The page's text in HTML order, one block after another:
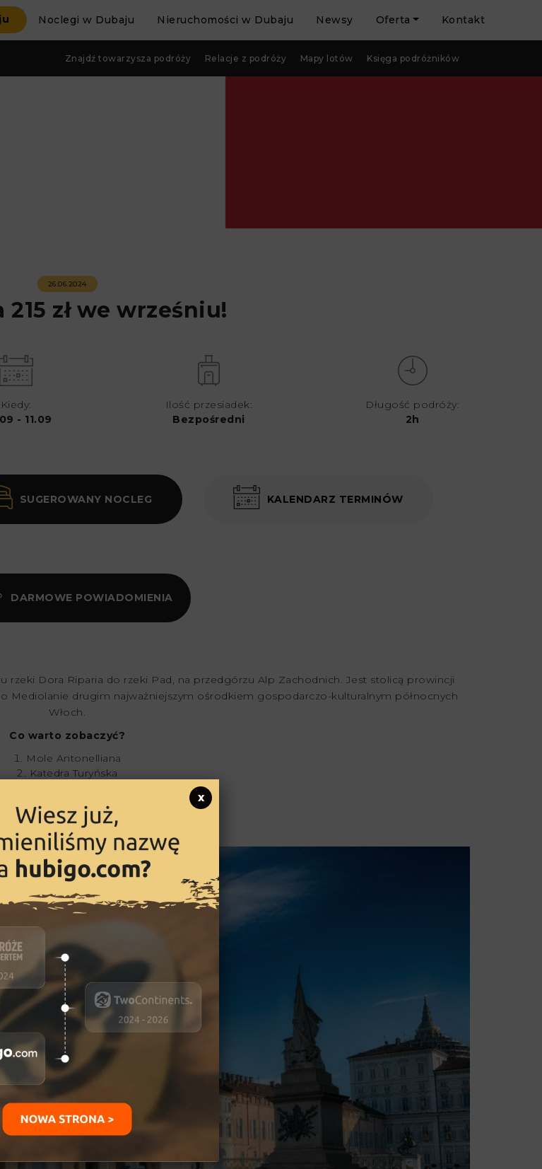
Noclegi w Dubaju Nieruchomości w Dubaju Newsy Oferta Kontakt
Znajdź towarzysza podróży Relacje z podróży Mapy lotów Księga podróżników
26.06.2024
215 zł we wrześniu!
Kiedy:
- 11.09
Ilość przesiadek:
Bezpośredni
Długość podróży:
2h
SUGEROWANY NOCLEG KALENDARZ TERMINÓW
DARMOWE POWIADOMIENIA
rzeki Dora Riparia do rzeki Pad, na przedgórzu Alp Zachodnich. Jest stolicą prowincji
Mediolanie drugim najważniejszym ośrodkiem gospodarczo-kulturalnym północnych
Włoch.
Co warto zobaczyć?
Mole Antonelliana
Katedra Turyńska
Kaplica Świętego Całunu
Parco del Valentino
x